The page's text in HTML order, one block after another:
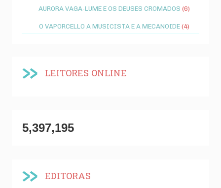
AURORA VAGA-LUME E OS DEUSES CROMADOS (6)
O VAPORCELLO A MUSICISTA E A MECANOIDE(4)
LEITORES ONLINE
5,397,195
EDITORAS